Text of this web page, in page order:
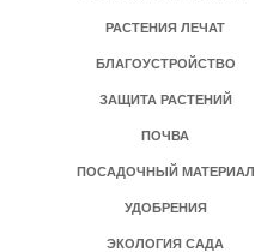
РАСТЕНИЯ ЛЕЧАТ
БЛАГОУСТРОЙСТВО
ЗАЩИТА РАСТЕНИЙ
ПОЧВА
ПОСАДОЧНЫЙ МАТЕРИАЛ
УДОБРЕНИЯ
ЭКОЛОГИЯ САДА